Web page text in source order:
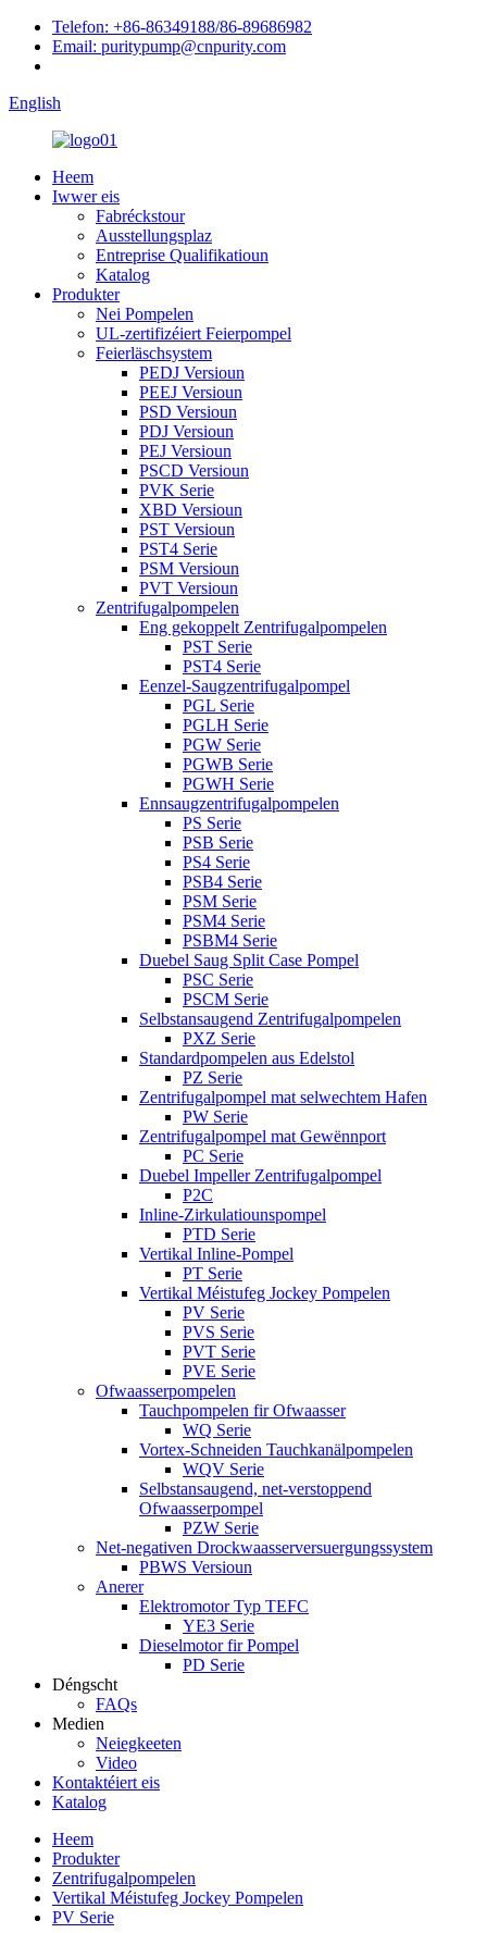
Telefon: +86-86349188/86-89686982
Email: puritypump@cnpurity.com
English
Heem
Iwwer eis
Fabréckstour
Ausstellungsplaz
Entreprise Qualifikatioun
Katalog
Produkter
Nei Pompelen
UL-zertifizéiert Feierpompel
Feierläschsystem
PEDJ Versioun
PEEJ Versioun
PSD Versioun
PDJ Versioun
PEJ Versioun
PSCD Versioun
PVK Serie
XBD Versioun
PST Versioun
PST4 Serie
PSM Versioun
PVT Versioun
Zentrifugalpompelen
Eng gekoppelt Zentrifugalpompelen
PST Serie
PST4 Serie
Eenzel-Saugzentrifugalpompel
PGL Serie
PGLH Serie
PGW Serie
PGWB Serie
PGWH Serie
Ennsaugzentrifugalpompelen
PS Serie
PSB Serie
PS4 Serie
PSB4 Serie
PSM Serie
PSM4 Serie
PSBM4 Serie
Duebel Saug Split Case Pompel
PSC Serie
PSCM Serie
Selbstansaugend Zentrifugalpompelen
PXZ Serie
Standardpompelen aus Edelstol
PZ Serie
Zentrifugalpompel mat selwechtem Hafen
PW Serie
Zentrifugalpompel mat Gewënnport
PC Serie
Duebel Impeller Zentrifugalpompel
P2C
Inline-Zirkulatiounspompel
PTD Serie
Vertikal Inline-Pompel
PT Serie
Vertikal Méistufeg Jockey Pompelen
PV Serie
PVS Serie
PVT Serie
PVE Serie
Ofwaasserpompelen
Tauchpompelen fir Ofwaasser
WQ Serie
Vortex-Schneiden Tauchkanälpompelen
WQV Serie
Selbstansaugend, net-verstoppend
Ofwaasserpompel
PZW Serie
Net-negativen Drockwaasserversuergungssystem
PBWS Versioun
Anerer
Elektromotor Typ TEFC
YE3 Serie
Dieselmotor fir Pompel
PD Serie
Déngscht
FAQs
Medien
Neiegkeeten
Video
Kontaktéiert eis
Katalog
Heem
Produkter
Zentrifugalpompelen
Vertikal Méistufeg Jockey Pompelen
PV Serie